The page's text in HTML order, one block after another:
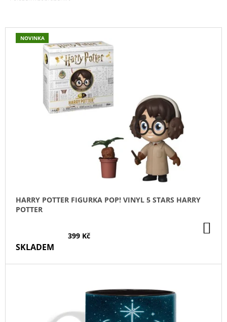
V NOVINKA
HARRY POTTER FIGURKA POP! VINYL 5 STARS HARRY
POTTER
399 Kč
SKLADEM